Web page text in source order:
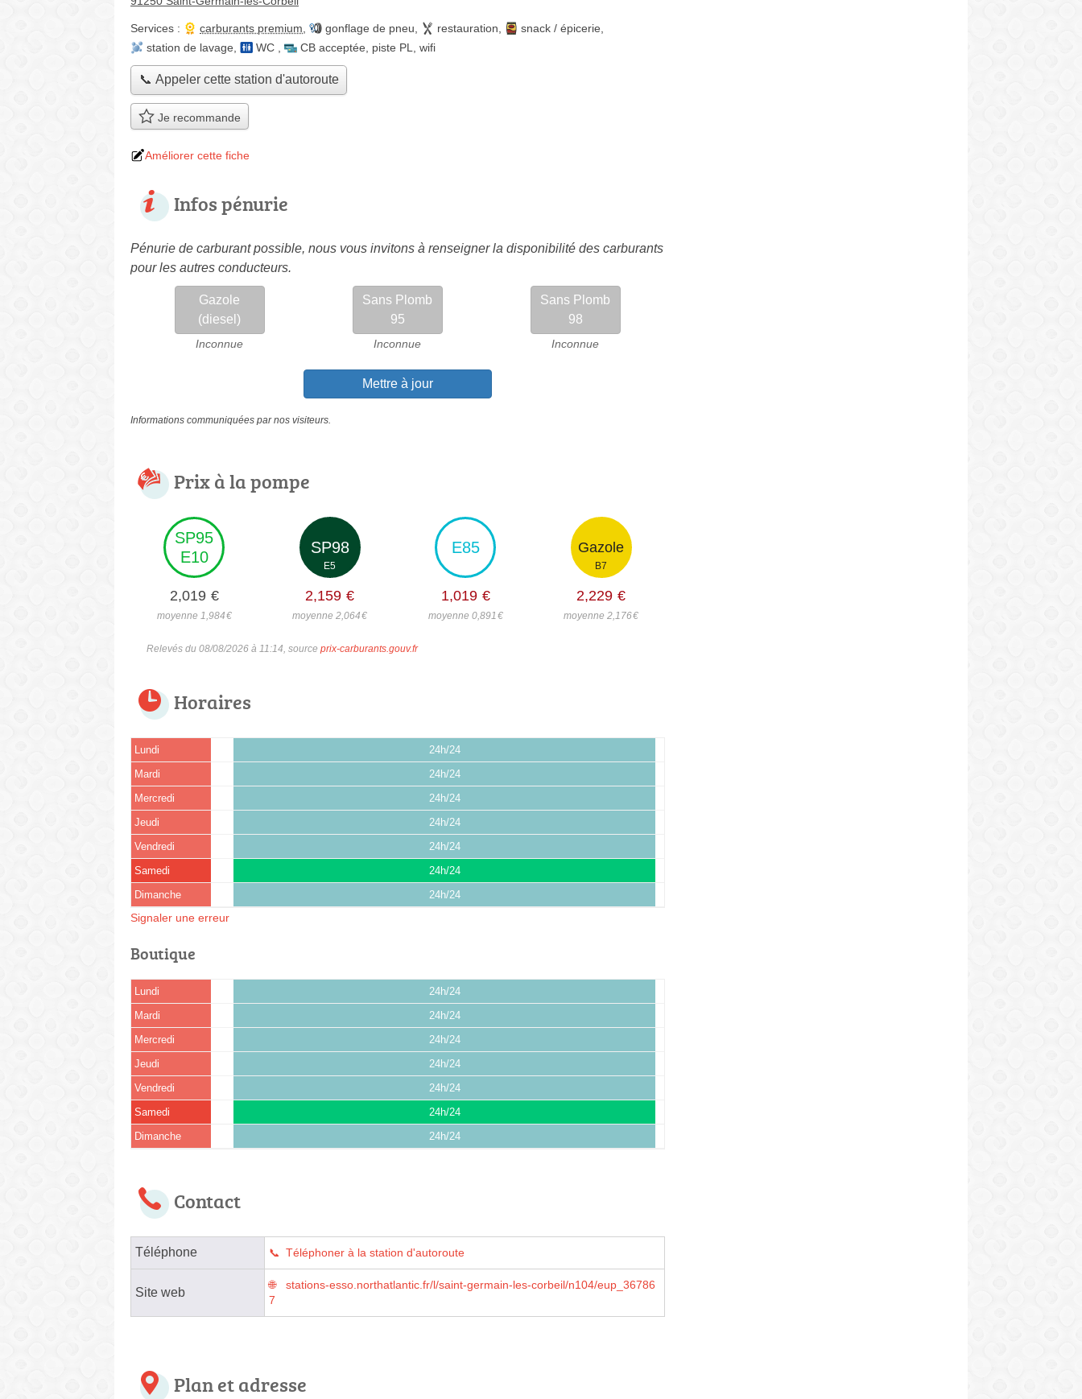
Services : carburants premium gonflage de pneu restauration snack / épicerie
station de lavage
WC CB acceptée piste PL wifi
📞 Appeler cette station d'autoroute
Je recommande
Améliorer cette fiche
Infos pénurie
Pénurie de carburant possible, nous vous invitons à renseigner la disponibilité des carburants
pour les autres conducteurs.
Gazole
(diesel)
Inconnue
Sans Plomb
95
Inconnue
Sans Plomb
98
Inconnue
Mettre à jour
Informations communiquées par nos visiteurs.
Prix à la pompe
SP95
E10
2,019 €
moyenne 1,984€
SP98
E5
2,159 €
moyenne 2,064€
E85
1,019 €
moyenne 0,891€
Gazole
B7
2,229 €
moyenne 2,176€
Relevés du 08/08/2026 à 11:14, source prix-carburants.gouv.fr
Horaires
Lundi 24h/24
Mardi 24h/24
Mercredi 24h/24
Jeudi 24h/24
Vendredi 24h/24
Samedi 24h/24
Dimanche 24h/24
Signaler une erreur
Boutique
Lundi 24h/24
Mardi 24h/24
Mercredi 24h/24
Jeudi 24h/24
Vendredi 24h/24
Samedi 24h/24
Dimanche 24h/24
Contact
Téléphone Téléphoner à la station d'autoroute
Site web
stations-esso.northatlantic.fr/l/saint-germain-les-corbeil/n104/eup_36786
7
Plan et adresse